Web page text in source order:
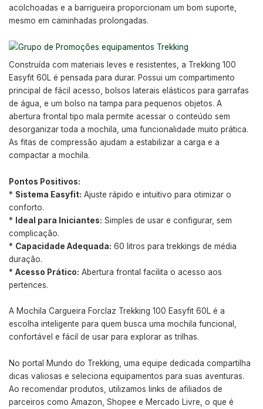
acolchoadas e a barrigueira proporcionam um bom suporte,
mesmo em caminhadas prolongadas.
Construída com materiais leves e resistentes, a Trekking 100
Easyfit 60L é pensada para durar. Possui um compartimento
principal de fácil acesso, bolsos laterais elásticos para garrafas
de água, e um bolso na tampa para pequenos objetos. A
abertura frontal tipo mala permite acessar o conteúdo sem
desorganizar toda a mochila, uma funcionalidade muito prática.
As fitas de compressão ajudam a estabilizar a carga e a
compactar a mochila.
Pontos Positivos:
* Sistema Easyfit: Ajuste rápido e intuitivo para otimizar o
conforto.
*
Ideal para Iniciantes: Simples de usar e configurar, sem
complicação.
* Capacidade Adequada: 60 litros para trekkings de média
duração.
* Acesso Prático: Abertura frontal facilita o acesso aos
pertences.
A Mochila Cargueira Forclaz Trekking 100 Easyfit 60L é a
escolha inteligente para quem busca uma mochila funcional,
confortável e fácil de usar para explorar as trilhas.
No portal Mundo do Trekking, uma equipe dedicada compartilha
dicas valiosas e seleciona equipamentos para suas aventuras.
Ao recomendar produtos, utilizamos links de afiliados de
parceiros como Amazon, Shopee e Mercado Livre, o que é